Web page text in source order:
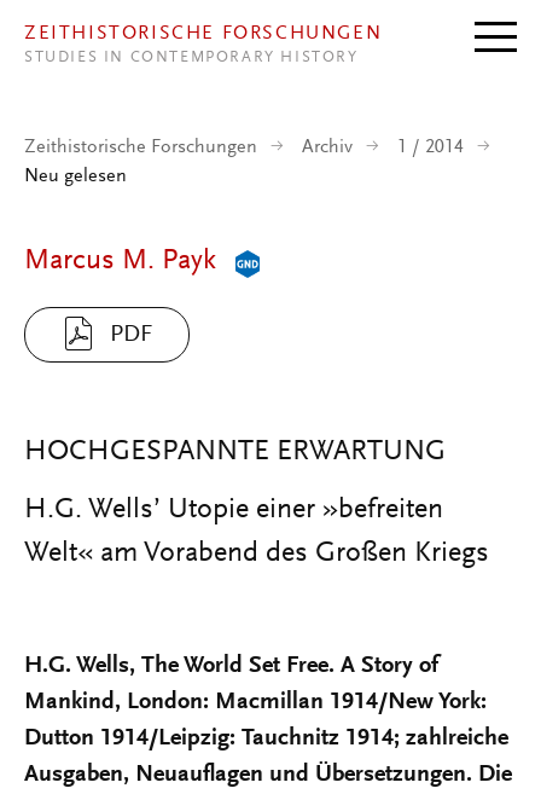
ZEITHISTORISCHE FORSCHUNGEN
STUDIES IN CONTEMPORARY HISTORY
Zeithistorische Forschungen Archiv
1 / 2014
Neu gelesen
Marcus M. Payk
PDF
HOCHGESPANNTE ERWARTUNG
H.G. Wells’ Utopie einer »befreiten
Welt« am Vorabend des Großen Kriegs
H.G. Wells, The World Set Free. A Story of
Mankind, London: Macmillan 1914/New York:
Dutton 1914/Leipzig: Tauchnitz 1914; zahlreiche
Ausgaben, Neuauflagen und Übersetzungen. Die